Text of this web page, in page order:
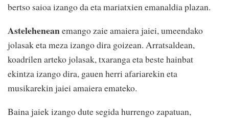
bertso saioa izango da eta mariatxien emanaldia plazan.
Asteleheneanemango zaie amaiera jaiei, umeendako
jolasak eta meza izango dira goizean. Arratsaldean,
koadrilen arteko jolasak, txaranga eta beste hainbat
ekintza izango dira, gauen herri afariarekin eta
musikarekin jaiei amaiera emateko.
Baina jaiek izango dute segida hurrengo zapatuan,